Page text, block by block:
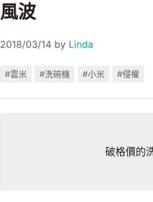
風波
2018/03/14 by Linda
#雲米 #洗碗機 #小米 #侵權
破格價的